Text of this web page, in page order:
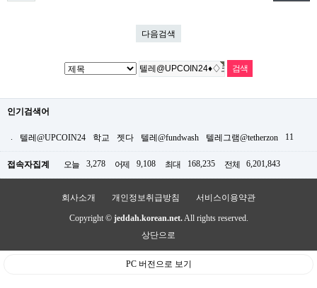
다음검색
인기검색어
. 텔레@UPCOIN24 학교 젯다 텔레@fundwash 텔레그램@tetherzon 11
접속자집계 오늘 3,278 어제 9,108 최대 168,235 전체 6,201,843
회사소개 개인정보취급방침 서비스이용약관
Copyright © jeddah.korean.net.All rights reserved.
상단으로
PC 버전으로 보기